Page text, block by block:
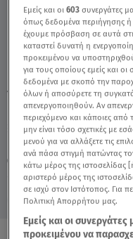
Κυριακή 9 Αυγούστου
06.05.25, 22:25 MEDIA
TAGS: ΠΑΝΟΣ
Εμείς και οι603 συνεργάτες
όπως δεδομένα περιήγησης ή
έχουμε πρόσβαση σε αυτά
καταστεί δυνατή η
προκειμένου να
για τους οποίους εμείς και
δεδομένα με σκοπό την
όλων ή αποσύρετε τη
απενεργοποιηθούν. Αν
περιεχόμενο και κάποιες από
μην είναι τόσο σχετικές με
μενού για να αλλάξετε τις
ανά πάσα στιγμή πατώντας
κάτω μέρος της ιστοσελίδας
αριστερό μέρος της
σε ισχύ στον Ιστότοπος. Για
Πολιτική Απορρήτου μας.
Εμείς και οι
προκειμένου να